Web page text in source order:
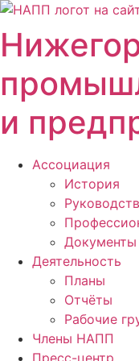
Перейти
содержимому
и
Ассоциация
История
Документы
Деятельность
Планы
Отчёты
Рабочие
Члены НАПП
Пресс-центр